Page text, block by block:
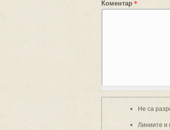
Коментар*
Не са
Линиите и